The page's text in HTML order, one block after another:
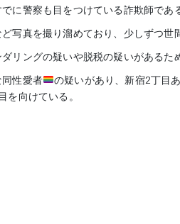
に警察も目をつけている詐欺師であ
写真を撮り溜めており、少しずつ世
リングの疑いや脱税の疑いがあるた
同性愛者
の疑いがあり、新宿2丁目
を向けている。